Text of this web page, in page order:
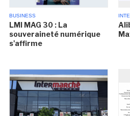
BUSINESS
LMI MAG 30 : La
souveraineté numérique
s'affirme